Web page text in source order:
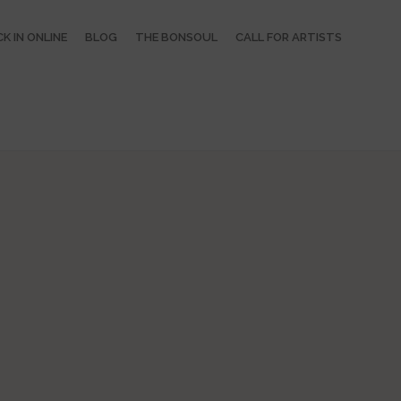
IN ONLINE BLOG THE BONSOUL CALL FOR ARTISTS